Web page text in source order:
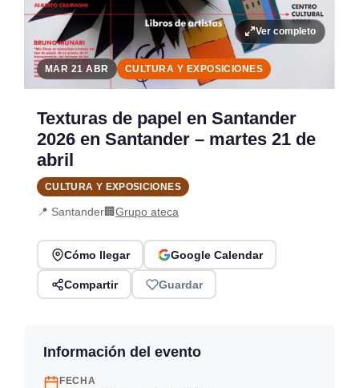
Ver completo
MAR 21 ABR CULTURA Y EXPOSICIONES
Texturas de papel en Santander
2026 en Santander – martes 21 de
abril
CULTURA Y EXPOSICIONES
📍 Santander🏢Grupo ateca
Cómo llegar Google Calendar
Compartir Guardar
Información del evento
FECHA